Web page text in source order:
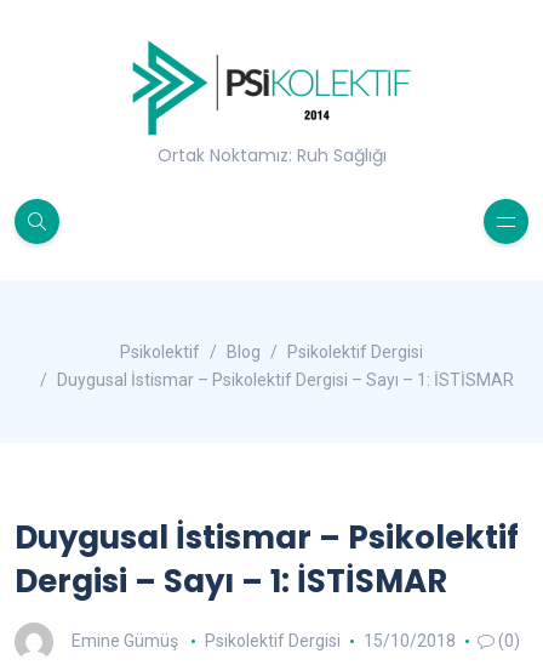
Ortak Noktamız: Ruh Sağlığı
Psikolektif Blog
Psikolektif Dergisi
Duygusal İstismar – Psikolektif Dergisi – Sayı – 1: İSTİSMAR
Duygusal İstismar – Psikolektif
Dergisi – Sayı – 1: İSTİSMAR
Emine Gümüş Psikolektif Dergisi 15/10/2018 (0)